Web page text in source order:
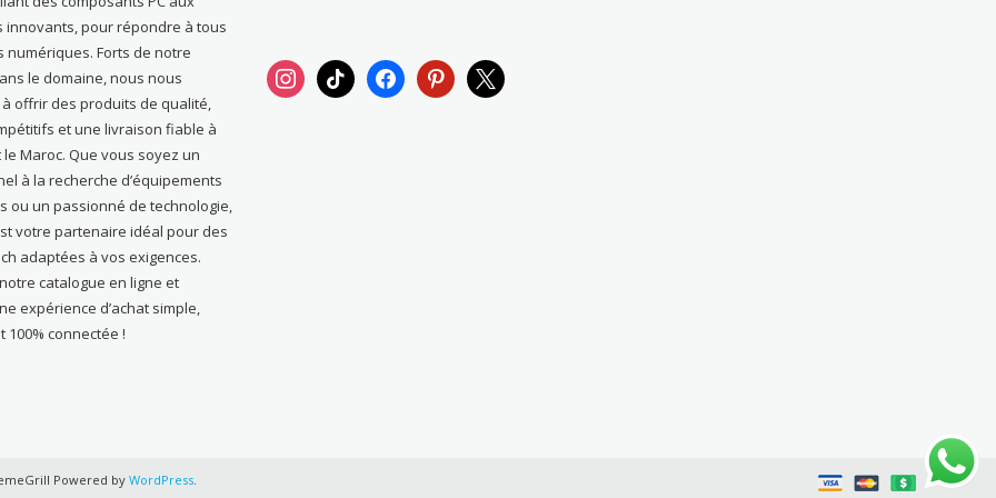
innovants, pour répondre à tous
numériques. Forts de notre
le domaine, nous nous
offrir des produits de qualité,
et une livraison fiable à
Maroc. Que vous soyez un
à la recherche d’équipements
ou un passionné de technologie,
votre partenaire idéal pour des
adaptées à vos exigences.
catalogue en ligne et
expérience d’achat simple,
100% connectée !
instagramtiktok facebookpinterest
x
Powered by WordPress